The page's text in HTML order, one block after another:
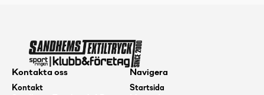
Kontakta oss
Kontakt
Navigera
Startsida